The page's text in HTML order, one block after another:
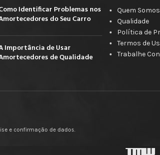
Identificar Problemas nos
do Seu Carro
Importância de Usar
de Qualidade
Quem Somos
Qualidade
Política de
Termos de
Trabalhe
e confirmação de dados.